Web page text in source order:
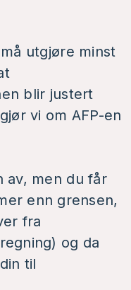
utgjøre minst
blir justert
vi om AFP-en
av, men du får
enn grensen,
fra
og da
til